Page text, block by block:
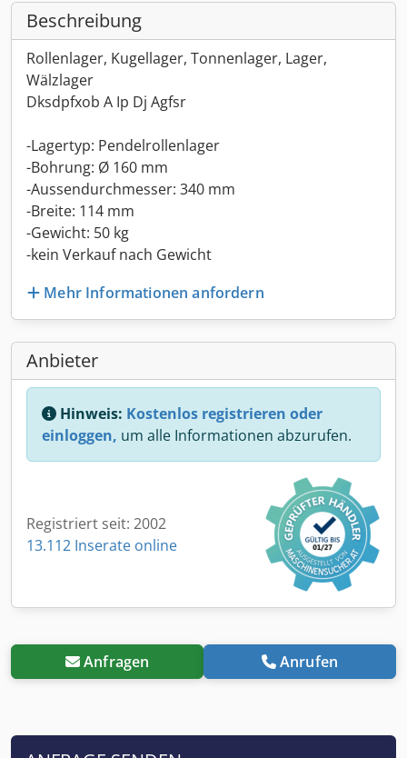
Beschreibung
Rollenlager, Kugellager, Tonnenlager, Lager,
Wälzlager
Dksdpfxob A Ip Dj Agfsr
-Lagertyp: Pendelrollenlager
-Bohrung: Ø 160 mm
-Aussendurchmesser: 340 mm
-Breite: 114 mm
-Gewicht: 50 kg
-kein Verkauf nach Gewicht
Mehr Informationen anfordern
Anbieter
Hinweis: Kostenlos registrieren oder
einloggen, um alle Informationen abzurufen.
Registriert seit: 2002
13.112 Inserate online
Anfragen Anrufen